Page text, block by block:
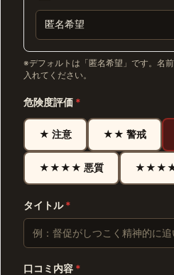
※デフォルトは「匿名希望」です。名
入れてください。
危険度評価 *
★ 注意 ★★ 警戒
★★★★ 悪質
タイトル*
口コミ内容 *